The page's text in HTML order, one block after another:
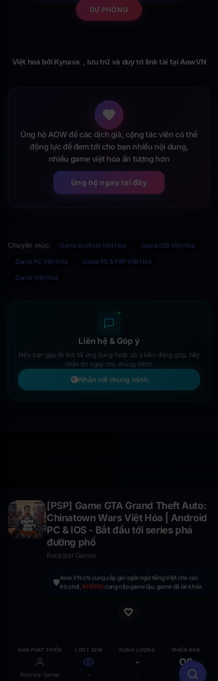
DỰ PHÒNG
Việt hoá bởi Kynava , lưu trữ và duy trì link tải tại AowVN
Ủng hộ AOW để các dịch giả, cộng tác viên có thể
động lực để đem tới cho bạn nhiều nội dung,
nhiều game việt hóa ấn tượng hơn
Ủng hộ ngay tại đây
Chuyên mục: Game Android Việt Hóa Game IOS Việt Hóa
Game PC Việt Hóa Game PS & PSP Việt Hóa
Game Việt Hoá
Liên hệ & Góp ý
Nếu bạn gặp lỗi link tải ứng dụng hoặc có ý kiến đóng góp, hãy
nhắn tin ngay cho chúng mình.
Nhắn với chúng mình
[PSP] Game GTA Grand Theft Auto:
Chinatown Wars Việt Hóa | Android
PC & IOS - Bắt đầu tới series phá
đường phố
Rockstar Games
🛡️Aow.VN chỉ cung cấp gói ngôn ngữ tiếng Việt cho các
trò chơi, KHÔNGcung cấp game lậu, game đã bẻ khóa.
NHÀ PHÁT TRIỂN
Rockstar Games
LƯỢT XEM
-
DUNG LƯỢNG
-
-
PHIÊN BẢN
OS